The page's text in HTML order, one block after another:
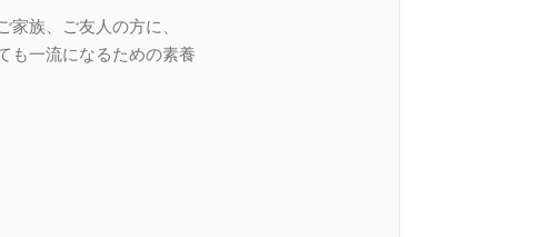
族、ご友人の方に、
も一流になるための素養